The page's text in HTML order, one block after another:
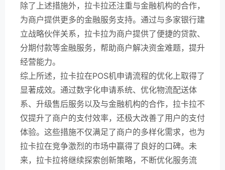
除了上述措施外，拉卡拉还注重与金融机构的合作，
为商户提供更多的金融服务支持。通过与多家银行建
立战略伙伴关系，拉卡拉为商户提供了便捷的贷款、
分期付款等金融服务，帮助商户解决资金难题，提升
经营能力。
综上所述，拉卡拉在POS机申请流程的优化上取得了
显著成效。通过数字化申请系统、优化物流配送体
系、升级售后服务以及与金融机构的合作，拉卡拉不
仅提升了商户的支付效率，还极大改善了用户的支付
体验。这些措施不仅满足了商户的多样化需求，也为
拉卡拉在竞争激烈的市场中赢得了良好的口碑。未
来，拉卡拉将继续探索创新策略，不断优化服务流